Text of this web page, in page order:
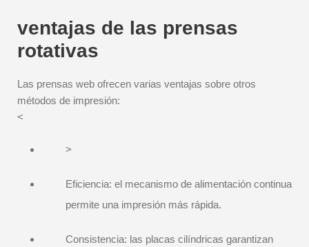
ventajas de las prensas
rotativas
Las prensas web ofrecen varias ventajas sobre otros
métodos de impresión:
<
>
Eficiencia: el mecanismo de alimentación continua
permite una impresión más rápida.
Consistencia: las placas cilíndricas garantizan